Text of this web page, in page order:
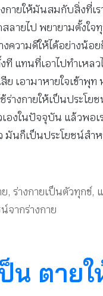
กายให้มันสมกับสิ่งที่เร
ลายไป พยายามตั้งใจ
งความดีให้ได้อย่างน้อ
ที แทนที่เอาไปทำเหลว
ย เอามาหายใจเข้าพุท
ช้ร่างกายให้เป็นประโย
องในปัจจุบัน แล้วพอเร
มันก็เป็นประโยชน์สำ
, ร่างกายเป็นตัวทุกข์,
จากร่างกาย
น ตายใ